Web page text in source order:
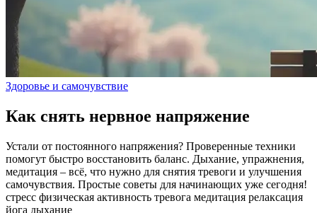
Здоровье и самочувствие
Как снять нервное напряжение
Устали от постоянного напряжения? Проверенные техники
помогут быстро восстановить баланс. Дыхание, упражнения,
медитация – всё, что нужно для снятия тревоги и улучшения
самочувствия. Простые советы для начинающих уже сегодня!
стресс физическая активность тревога медитация релаксация
йога дыхание